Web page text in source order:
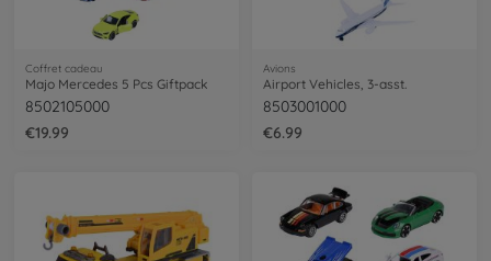
Coffret cadeau
Majo Mercedes 5 Pcs Giftpack
8502105000
€19.99
Avions
Airport Vehicles, 3-asst.
8503001000
€6.99